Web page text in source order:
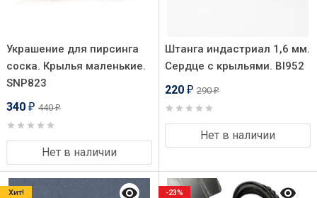
Украшение для пирсинга
соска. Крылья маленькие.
SNP823
340 ₽ 440₽
Нет в наличии
Штанга индастриал 1,6 мм.
Сердце с крыльями. BI952
220 ₽ 290₽
Нет в наличии
Хит!
-23%